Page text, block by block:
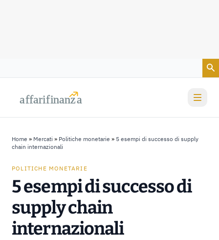
affarifinanza
affarifinanza
Home » Mercati » Politiche monetarie » 5 esempi di successo di supply
chain​ internazionali
POLITICHE MONETARIE
5 esempi di successo di
supply chain​
internazionali